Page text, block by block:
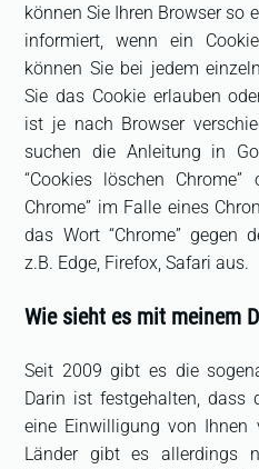
können Sie Ihren Browser so
informiert, wenn ein
können Sie bei jedem
Sie das Cookie erlauben
ist je nach Browser
suchen die Anleitung in
“Cookies löschen Chrome”
Chrome” im Falle eines
das Wort “Chrome” gegen
z.B. Edge, Firefox, Safari aus.
Wie sieht es mit meinem
Seit 2009 gibt es die
Darin ist festgehalten, dass
eine Einwilligung von Ihnen
Länder gibt es allerdings